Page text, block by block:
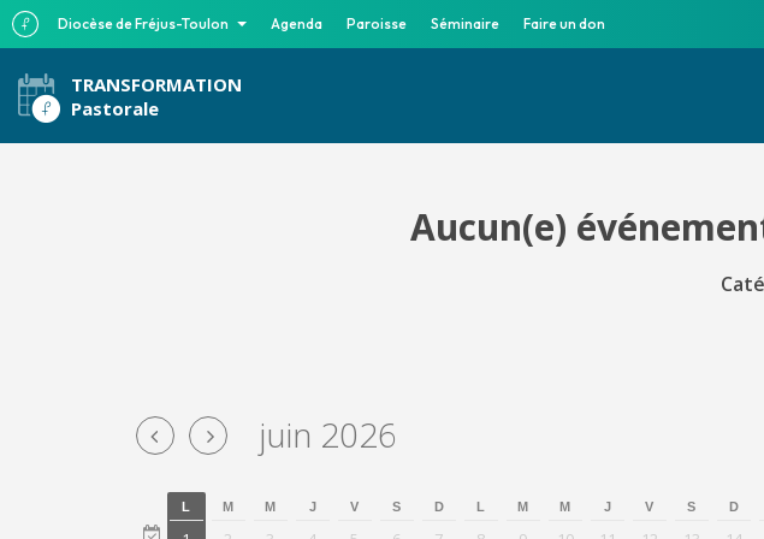
Diocèse de Fréjus-Toulon Agenda Paroisse Séminaire Faire un don
TRANSFORMATION
Pastorale
Aucun(e)
juin 2026
L M M J V S D L M M J V S D